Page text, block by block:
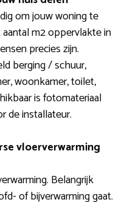
om jouw woning te
m2 oppervlakte in
precies zijn.
berging / schuur,
woonkamer, toilet,
is fotomateriaal
de installateur.
vloerverwarming
Belangrijk
of bijverwarming gaat.